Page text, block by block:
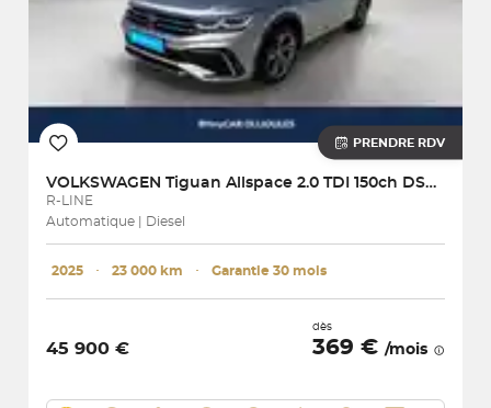
PRENDRE RDV
VOLKSWAGEN Tiguan Allspace 2.0 TDI 150ch DSG7
R-LINE
Automatique | Diesel
2025 ･ 23 000 km ･ Garantie 30 mois
45 900 €
dès
369 € /mois